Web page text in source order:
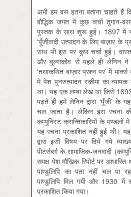
अभी हम बस इतना बताना चाहते हैं
बौद्धिक जगत में कुछ चर्चा तुगान-
पुस्तक के साथ शुरू हुई। 1897 में
‘पूँजीवादी उत्पादन के लिए बाज़ार के
साथ भी इस पर कुछ चर्चा हुई।
और बुल्गाकोव से पहले ही लेनिन
‘तथाकथित बाज़ार प्रश्न पर’ में
में पेश पुनरुत्पादन स्कीमा का व्यापक
था। यह एक लम्बा लेख था जिसे
पढ़ते ही हमें लेनिन द्वारा ‘पूँजी’ के
चल जाता है। लेकिन इस रचना
कम्युनिस्ट क्रान्तिकारियों के
यह रचना प्रकाशित नहीं हुई थी।
द्वारा इसी विषय पर दिये गये
पीटर्सबर्ग के सामाजिक-जनवादी
समक्ष पेश मौखिक रिपोर्ट पर
पाण्डुलिपि का पता नहीं चल पा
पाण्डुलिपि मिल गयी और 1930 में
प्रकाशित किया गया।